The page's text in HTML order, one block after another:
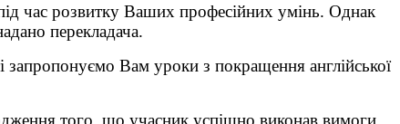
час розвитку Ваших професійних умінь. Однак
перекладача.
запропонуємо Вам уроки з покращення англійської
того, що учасник успішно виконав вимоги